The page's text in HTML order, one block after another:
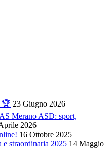
🏆 23 Giugno 2026
Merano ASD: sport,
2026
16 Ottobre 2025
e straordinaria 2025 14 Maggio